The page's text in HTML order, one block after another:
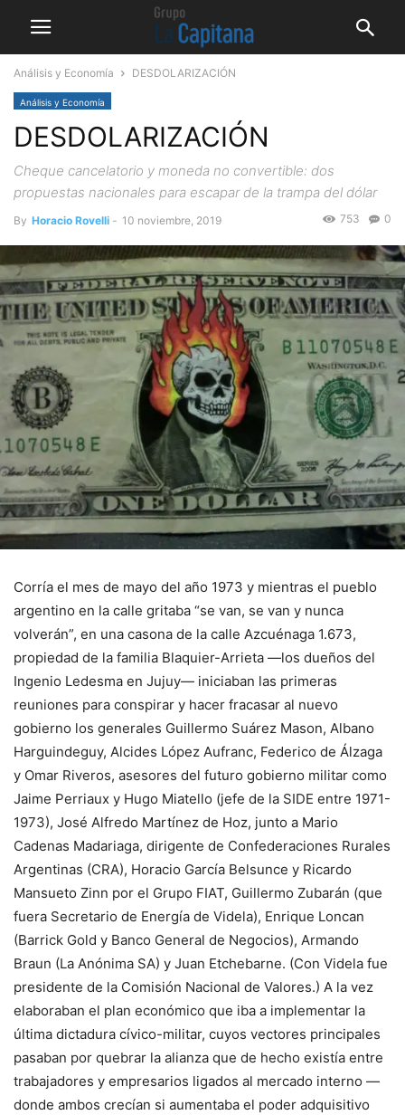
Análisis y Economía DESDOLARIZACIÓN
Análisis y Economía
DESDOLARIZACIÓN
Cheque cancelatorio y moneda no convertible: dos
propuestas nacionales para escapar de la trampa del dólar
By Horacio Rovelli - 10 noviembre, 2019 0
753
Corría el mes de mayo del año 1973 y mientras el pueblo
argentino en la calle gritaba “se van, se van y nunca
volverán”, en una casona de la calle Azcuénaga 1.673,
propiedad de la familia Blaquier-Arrieta —los dueños del
Ingenio Ledesma en Jujuy— iniciaban las primeras
reuniones para conspirar y hacer fracasar al nuevo
gobierno los generales Guillermo Suárez Mason, Albano
Harguindeguy, Alcides López Aufranc, Federico de Álzaga
y Omar Riveros, asesores del futuro gobierno militar como
Jaime Perriaux y Hugo Miatello (jefe de la SIDE entre 1971-
1973), José Alfredo Martínez de Hoz, junto a Mario
Cadenas Madariaga, dirigente de Confederaciones Rurales
Argentinas (CRA), Horacio García Belsunce y Ricardo
Mansueto Zinn por el Grupo FIAT, Guillermo Zubarán (que
fuera Secretario de Energía de Videla), Enrique Loncan
(Barrick Gold y Banco General de Negocios), Armando
Braun (La Anónima SA) y Juan Etchebarne. (Con Videla fue
presidente de la Comisión Nacional de Valores.) A la vez
elaboraban el plan económico que iba a implementar la
última dictadura cívico-militar, cuyos vectores principales
pasaban por quebrar la alianza que de hecho existía entre
trabajadores y empresarios ligados al mercado interno —
donde ambos crecían si aumentaba el poder adquisitivo